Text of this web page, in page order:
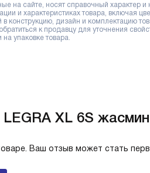
на сайте, носят справочный характер и
и характеристиках товара, включая
конструкцию, дизайн и комплектацию
к продавцу для уточнения
упаковке товара.
XL 6S
Ваш отзыв может стать